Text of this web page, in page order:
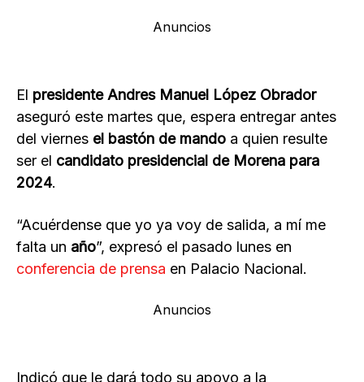
Anuncios
El presidente Andres Manuel López Obrador
aseguró este martes que, espera entregar antes
del viernes el bastón de mando a quien resulte
ser el candidato presidencial de Morena para
2024.
“Acuérdense que yo ya voy de salida, a mí me
falta un año”, expresó el pasado lunes en
conferencia de prensa en Palacio Nacional.
Anuncios
Indicó que le dará todo su apoyo a la